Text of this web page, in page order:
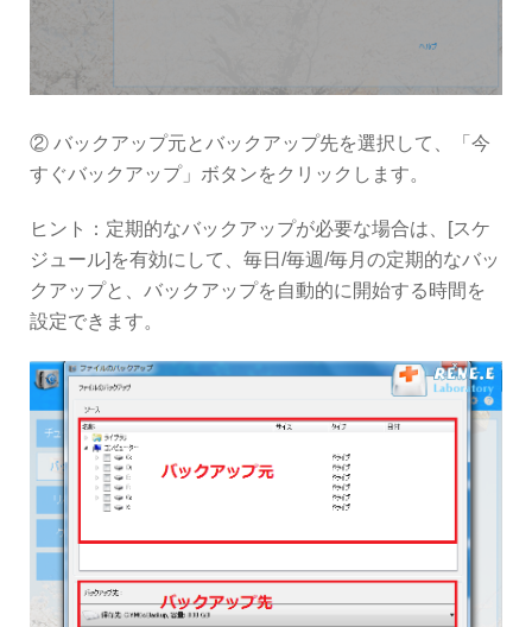
② バックアップ元とバックアップ先を選択して、「今
すぐバックアップ」ボタンをクリックします。
ヒント：定期的なバックアップが必要な場合は、[スケ
ジュール]を有効にして、毎日/毎週/毎月の定期的なバッ
クアップと、バックアップを自動的に開始する時間を
設定できます。